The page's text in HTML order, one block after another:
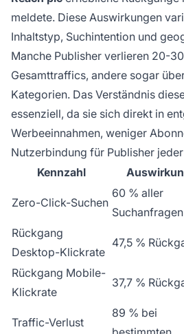
meldete. Diese Auswirkungen
Inhaltstyp, Suchintention und
Manche Publisher verlieren 20-
Gesamttraffics, andere sogar
Kategorien. Das Verständnis
essenziell, da sie sich direkt in
Werbeeinnahmen, weniger
Nutzerbindung für Publisher
Kennzahl
Zero-Click-Suchen
60 % aller
Suchanfragen
Rückgang
Desktop-Klickrate
47,5 %
Rückgang Mobile-
Klickrate
37,7 %
Traffic-Verlust
89 % bei